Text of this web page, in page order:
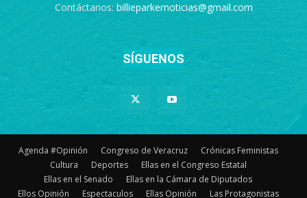
Contáctanos: billieparkernoticias@gmail.com
SÍGUENOS
Agenda #Opinión Congreso de Veracruz
Crónicas Feministas
Cultura
Deportes
Ellas en el Congreso Estatal
Ellas en el Senado
Ellas en la Cámara de Diputados
Ellos Opinión
Espectaculos Ellas Opinión Las Protagonistas